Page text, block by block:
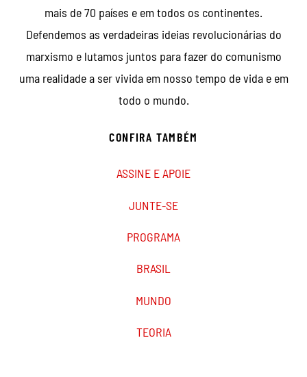
mais de 70 países e em todos os continentes.
Defendemos as verdadeiras ideias revolucionárias do
marxismo e lutamos juntos para fazer do comunismo
uma realidade a ser vivida em nosso tempo de vida e em
todo o mundo.
CONFIRA TAMBÉM
ASSINE E APOIE
JUNTE-SE
PROGRAMA
BRASIL
MUNDO
TEORIA